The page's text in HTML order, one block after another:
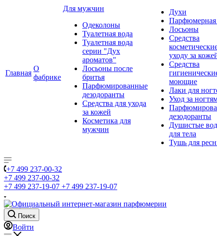
Главная
О
фабрике
Для мужчин
Одеколоны
Туалетная вода
Туалетная вода
серии "Дух
ароматов"
Лосьоны после
бритья
Парфюмированные
дезодоранты
Средства для ухода
за кожей
Косметика для
мужчин
Духи
Парфюмерная
Лосьоны
Средства
уходу за
Средства
моющие
Лаки для
Уход за
дезодоранты
Душистые
для тела
Тушь для
+7 499 237-00-32
+7 499 237-00-32
+7 499 237-19-07 +7 499 237-19-07
Поиск
Войти